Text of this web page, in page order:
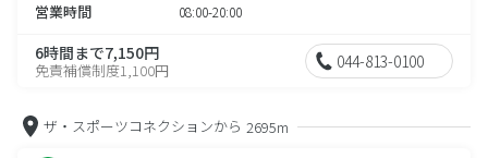
営業時間 08:00-20:00
6時間まで7,150円
免責補償制度1,100円 044-813-0100
ザ・スポーツコネクションから 2695m